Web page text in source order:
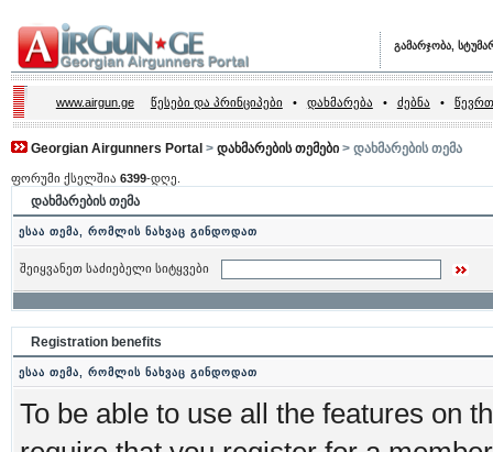
გამარჯობა,
www.airgun.ge წესები და პრინციპები • დახმარება • ძებნა •
Georgian Airgunners Portal > დახმარების თემები> დახმარების თემა
ფორუმი ქსელშია 6399-დღე.
დახმარების თემა
ესაა თემა, რომლის ნახვაც გინდოდათ
შეიყვანეთ საძიებელი სიტყვები
Registration benefits
ესაა თემა, რომლის ნახვაც გინდოდათ
To be able to use all the features on